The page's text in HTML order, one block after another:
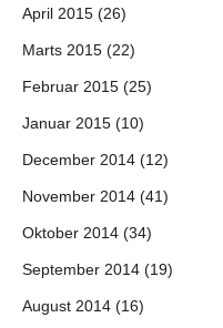
April 2015 (26)
Marts 2015 (22)
Februar 2015 (25)
Januar 2015 (10)
December 2014 (12)
November 2014 (41)
Oktober 2014 (34)
September 2014 (19)
August 2014 (16)